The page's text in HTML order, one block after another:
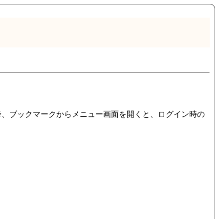
ブックマークからメニュー画面を開くと、ログイン時の